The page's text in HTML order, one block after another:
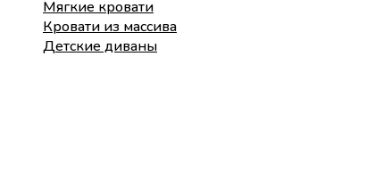
Мягкие кровати
Кровати из массива
Детские диваны